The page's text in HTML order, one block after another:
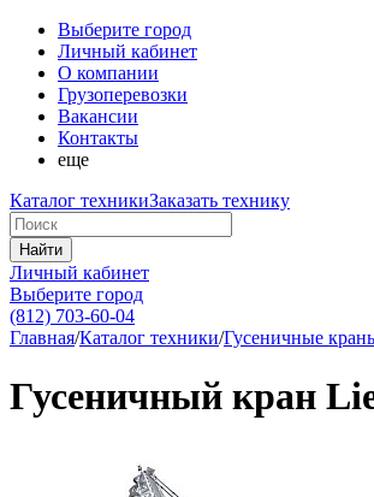
Выберите город
Личный кабинет
О компании
Грузоперевозки
Вакансии
Контакты
еще
Каталог техникиЗаказать технику
Найти
Личный кабинет
Выберите город
(812) 703-60-04
Главная/Каталог техники/Гусеничные
Гусеничный кран